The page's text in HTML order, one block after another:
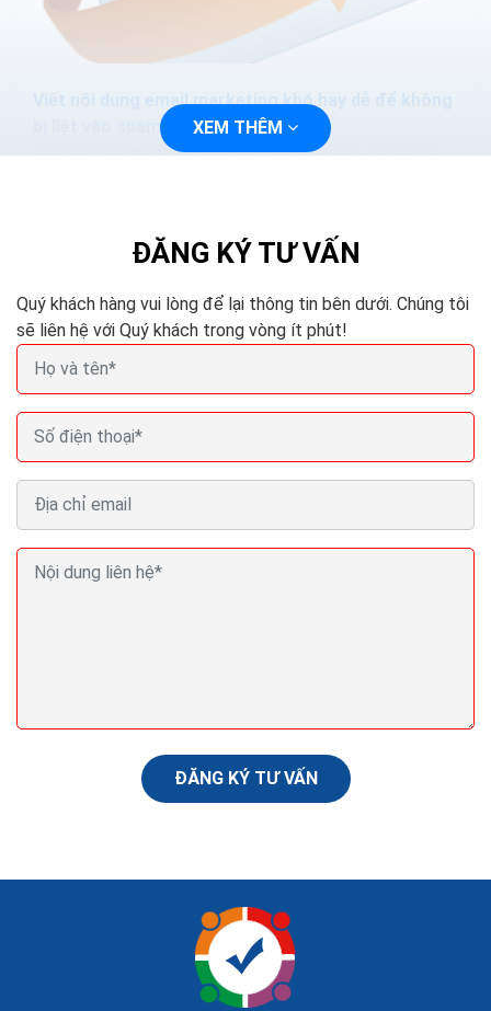
Viết nội dung email marketing khó hay dễ để không
bị liệt vào spam
Bạn vẫn thường thấy trên một website nào đó vài cái
XEM THÊM
ĐĂNG KÝ TƯ VẤN
Quý khách hàng vui lòng để lại thông tin bên dưới. Chúng tôi
sẽ liên hệ với Quý khách trong vòng ít phút!
ĐĂNG KÝ TƯ VẤN